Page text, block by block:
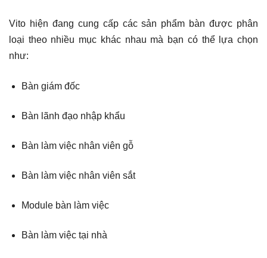
Vito hiện đang cung cấp các sản phẩm bàn được phân
loại theo nhiều mục khác nhau mà bạn có thể lựa chọn
như:
Bàn giám đốc
Bàn lãnh đạo nhập khẩu
Bàn làm việc nhân viên gỗ
Bàn làm việc nhân viên sắt
Module bàn làm việc
Bàn làm việc tại nhà